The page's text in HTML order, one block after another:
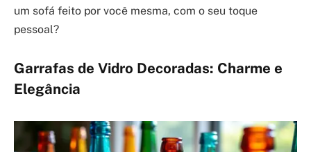
um sofá feito por você mesma, com o seu toque
pessoal?
Garrafas de Vidro Decoradas: Charme e
Elegância